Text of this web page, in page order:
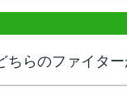
らのファイター